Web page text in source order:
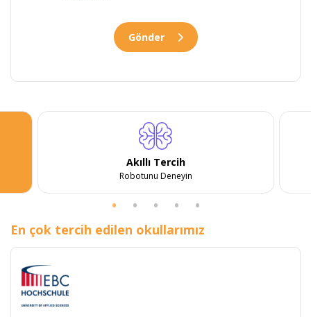
Gönder
Akıllı Tercih
Robotunu Deneyin
En çok tercih edilen okullarımız